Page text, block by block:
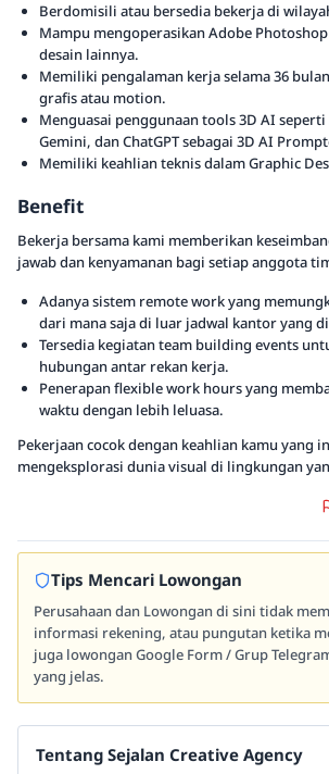
Berdomisili atau bersedia bekerja di
Mampu mengoperasikan Adobe
desain lainnya.
Memiliki pengalaman kerja selama 36
grafis atau motion.
Menguasai penggunaan tools 3D AI seperti
Gemini, dan ChatGPT sebagai 3D AI
Memiliki keahlian teknis dalam Graphic
Benefit
Bekerja bersama kami memberikan
jawab dan kenyamanan bagi setiap anggota
Adanya sistem remote work yang
dari mana saja di luar jadwal kantor yang
Tersedia kegiatan team building events
hubungan antar rekan kerja.
Penerapan flexible work hours yang
waktu dengan lebih leluasa.
Pekerjaan cocok dengan keahlian kamu yang
mengeksplorasi dunia visual di lingkungan
Tips Mencari Lowongan
Perusahaan dan Lowongan di sini tidak
informasi rekening, atau pungutan ketika
juga lowongan Google Form / Grup
yang jelas.
Tentang Sejalan Creative Agency